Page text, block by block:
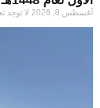
أغسطس 8, 2026 لا توجد